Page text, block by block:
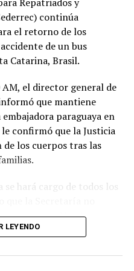
de las personas
la coordinación entre la
el Ministerio del
a través del Consejo
personas condenadas
de la semana a
entre ellos la
de Emboscada.
de Ejecución Penal y
correspondiente.
“CENTRO NACIONAL DE
continúa
el retorno de los
de un bus
Catarina, Brasil.
el director general de
que mantiene
paraguaya en
confirmó que la Justicia
los cuerpos tras las
hará cargo de todos los
proceso. No obstante,
acompañando y
al país.
LEYENDO